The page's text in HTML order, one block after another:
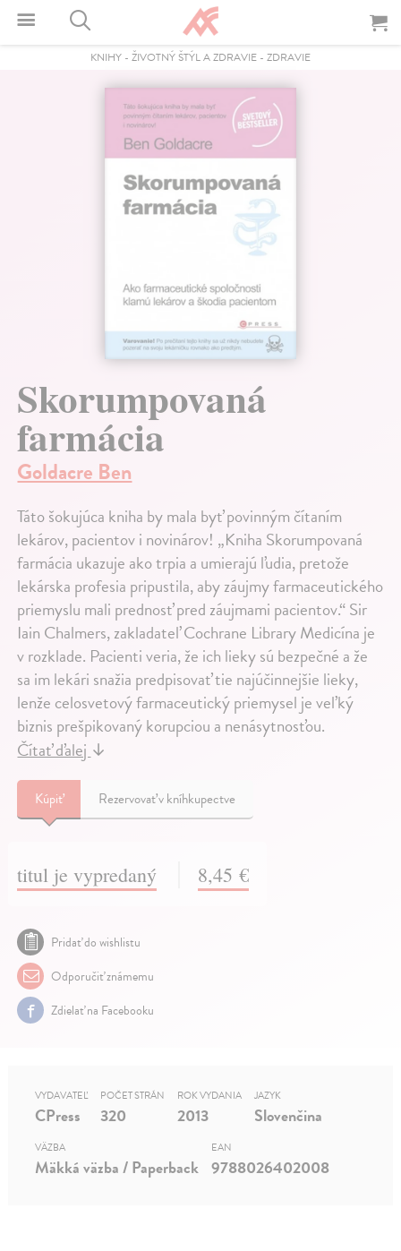
KNIHY - ŽIVOTNÝ ŠTÝL A ZDRAVIE - ZDRAVIE
Skorumpovaná
farmácia
Goldacre Ben
Táto šokujúca kniha by mala byť povinným čítaním
lekárov, pacientov i novinárov! „Kniha Skorumpovaná
farmácia ukazuje ako trpia a umierajú ľudia, pretože
lekárska profesia pripustila, aby záujmy farmaceutického
priemyslu mali prednosť pred záujmami pacientov.“ Sir
Iain Chalmers, zakladateľ Cochrane Library Medicína je
v rozklade. Pacienti veria, že ich lieky sú bezpečné a že
sa im lekári snažia predpisovať tie najúčinnejšie lieky,
lenže celosvetový farmaceutický priemysel je veľký
biznis prešpikovaný korupciou a nenásytnosťou.
Čítať ďalej↓
Kúpiť Rezervovať v kníhkupectve
titul je vypredaný 8,45 €
Pridať do wishlistu
Odporučiť známemu
Zdielať na Facebooku
VYDAVATEĽ
CPress
POČET STRÁN
320
ROK VYDANIA
2013
JAZYK
Slovenčina
VÄZBA
Mäkká väzba / Paperback
EAN
9788026402008